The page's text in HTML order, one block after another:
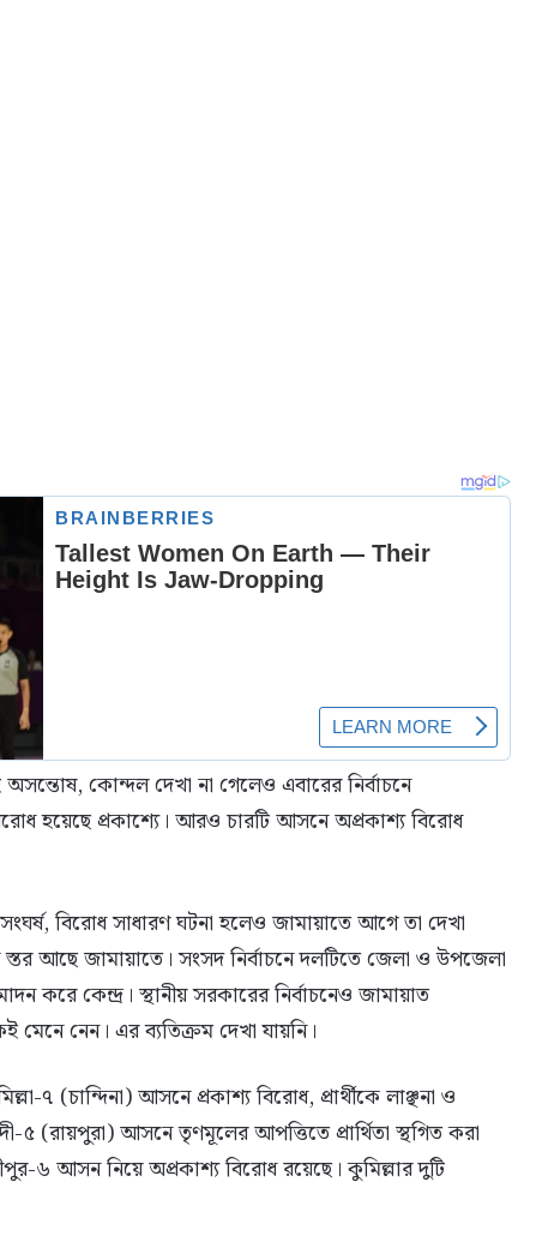
কোন্দল দেখা না গেলেও এবারের নির্বাচনে
হয়েছে প্রকাশ্যে। আরও চারটি আসনে অপ্রকাশ্য বিরোধ
বিরোধ সাধারণ ঘটনা হলেও জামায়াতে আগে তা দেখা
আছে জামায়াতে। সংসদ নির্বাচনে দলটিতে জেলা ও উপজেলা
করে কেন্দ্র। স্থানীয় সরকারের নির্বাচনেও জামায়াত
মেনে নেন। এর ব্যতিক্রম দেখা যায়নি।
৭ (চান্দিনা) আসনে প্রকাশ্য বিরোধ, প্রার্থীকে লাঞ্ছনা ও
৫ (রায়পুরা) আসনে তৃণমূলের আপত্তিতে প্রার্থিতা স্থগিত করা
৬ আসন নিয়ে অপ্রকাশ্য বিরোধ রয়েছে। কুমিল্লার দুটি